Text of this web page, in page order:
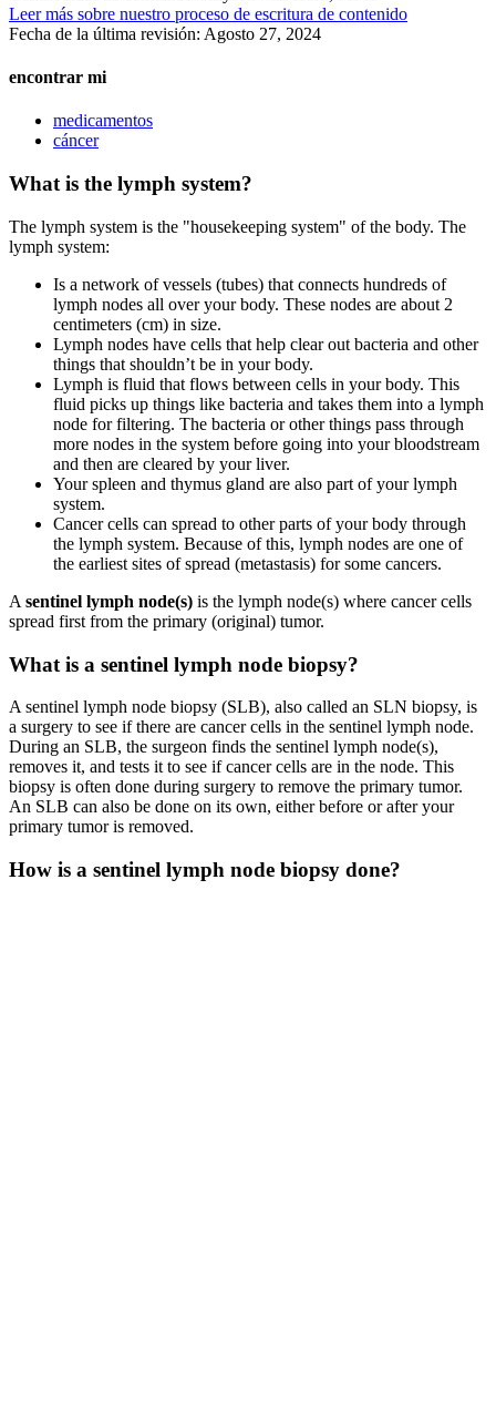
Leer más sobre nuestro proceso de escritura de contenido
Fecha de la última revisión: Agosto 27, 2024
encontrar mi
medicamentos
cáncer
What is the lymph system?
The lymph system is the "housekeeping system" of the body. The
lymph system:
Is a network of vessels (tubes) that connects hundreds of
lymph nodes all over your body. These nodes are about 2
centimeters (cm) in size.
Lymph nodes have cells that help clear out bacteria and other
things that shouldn’t be in your body.
Lymph is fluid that flows between cells in your body. This
fluid picks up things like bacteria and takes them into a lymph
node for filtering. The bacteria or other things pass through
more nodes in the system before going into your bloodstream
and then are cleared by your liver.
Your spleen and thymus gland are also part of your lymph
system.
Cancer cells can spread to other parts of your body through
the lymph system. Because of this, lymph nodes are one of
the earliest sites of spread (metastasis) for some cancers.
A sentinel lymph node(s) is the lymph node(s) where cancer cells
spread first from the primary (original) tumor.
What is a sentinel lymph node biopsy?
A sentinel lymph node biopsy (SLB), also called an SLN biopsy, is
a surgery to see if there are cancer cells in the sentinel lymph node.
During an SLB, the surgeon finds the sentinel lymph node(s),
removes it, and tests it to see if cancer cells are in the node. This
biopsy is often done during surgery to remove the primary tumor.
An SLB can also be done on its own, either before or after your
primary tumor is removed.
How is a sentinel lymph node biopsy done?